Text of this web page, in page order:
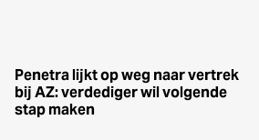
Penetra lijkt op weg naar vertrek
bij AZ: verdediger wil volgende
stap maken